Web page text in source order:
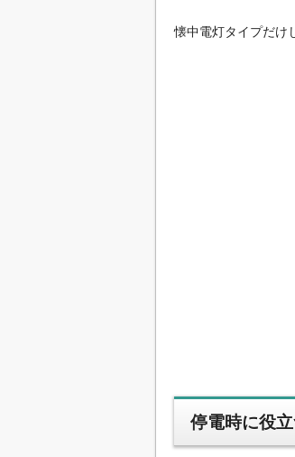
懐中電灯タイプだけ
停電時に役